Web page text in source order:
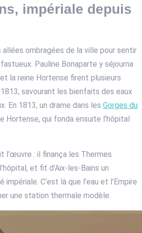
impériale depuis
allées ombragées de la ville pour sentir
fastueux. Pauline Bonaparte y séjourna
la reine Hortense firent plusieurs
savourant les bienfaits des eaux
En 1813, un drame dans les Gorges du
Hortense, qui fonda ensuite l’hôpital
l’œuvre : il finança les Thermes
et fit d’Aix-les-Bains un
C’est là que l’eau et l’Empire
une station thermale modèle.